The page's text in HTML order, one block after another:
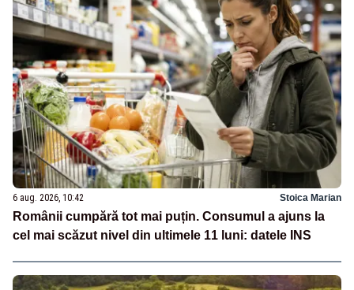
6 aug. 2026, 10:42 Stoica Marian
Românii cumpără tot mai puțin. Consumul a ajuns la
cel mai scăzut nivel din ultimele 11 luni: datele INS